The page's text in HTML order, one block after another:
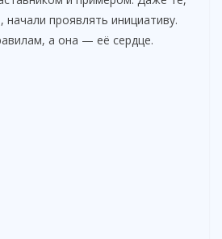
начали проявлять инициативу.
а она — её сердце.